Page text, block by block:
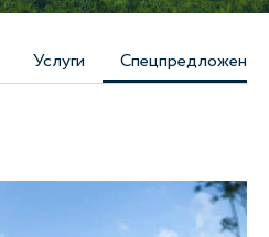
Услуги Спецпредложения